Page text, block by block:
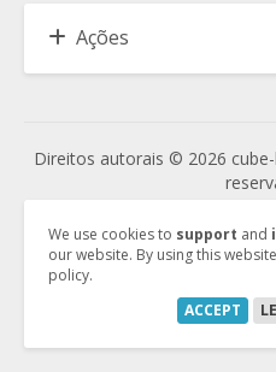
Ações
Direitos autorais © 2026
Vertrag
Vertrag
We use cookies to support and
our website. By using this
policy.
ACCEPT